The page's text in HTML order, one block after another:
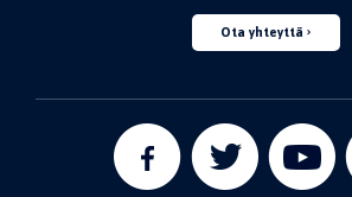
Ota yhteyttä